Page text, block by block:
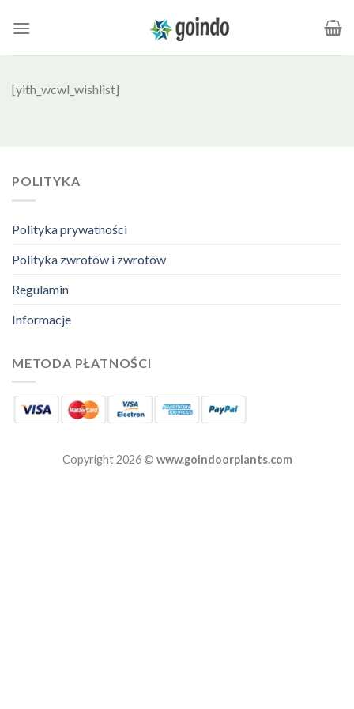
[yith_wcwl_wishlist]
POLITYKA
Polityka prywatności
Polityka zwrotów i zwrotów
Regulamin
Informacje
METODA PŁATNOŚCI
Copyright 2026 © www.goindoorplants.com